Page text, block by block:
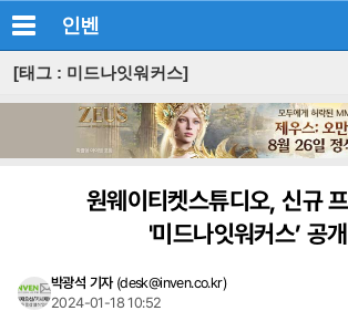
인벤
[태그 : 미드나잇워커스]
원웨이티켓스튜디오, 신규
'미드나잇워커스’ 공개
박광석 기자 (desk@inven.co.kr)
2024-01-18 10:52